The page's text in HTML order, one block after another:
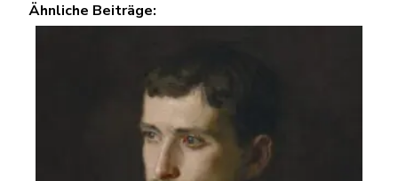
Ähnliche Beiträge: